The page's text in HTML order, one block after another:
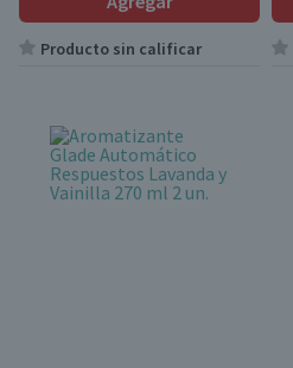
Producto sin calificar